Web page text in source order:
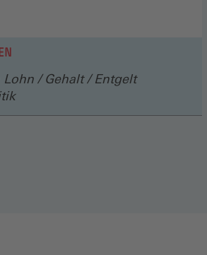
Lohn / Gehalt / Entgelt